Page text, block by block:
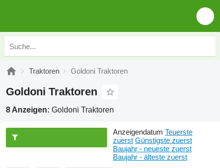
Traktoren Goldoni Traktoren
Goldoni Traktoren
8 Anzeigen: Goldoni Traktoren
Anzeigendatum Teuerste
zuerst Günstigste zuerst
Baujahr - neueste zuerst
Baujahr - älteste zuerst